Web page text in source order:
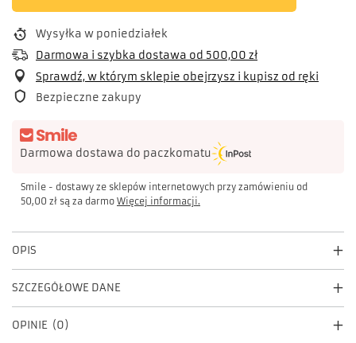
Wysyłka w poniedziałek
Darmowa i szybka dostawa od 500,00 zł
Sprawdź, w którym sklepie obejrzysz i kupisz od ręki
Bezpieczne zakupy
Darmowa dostawa do paczkomatu
Smile - dostawy ze sklepów internetowych przy zamówieniu od
50,00 zł są za darmo Więcej informacji.
OPIS
SZCZEGÓŁOWE DANE
OPINIE (0)